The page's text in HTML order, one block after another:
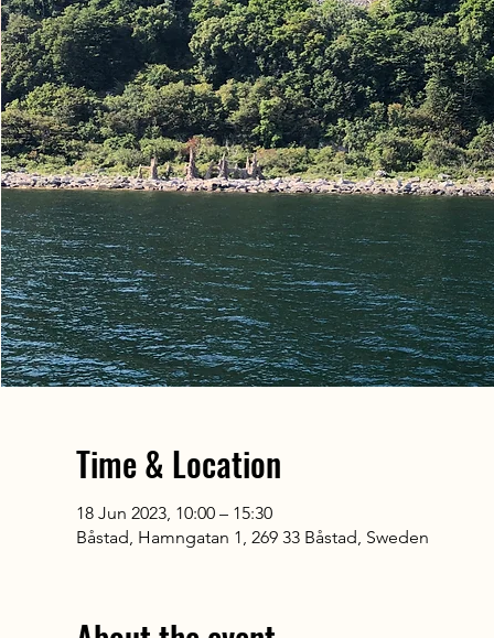
Time & Location
18 Jun 2023, 10:00 – 15:30
Båstad, Hamngatan 1, 269 33 Båstad, Sweden